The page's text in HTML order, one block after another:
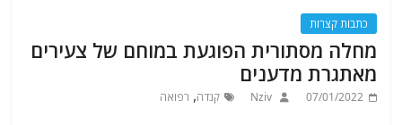
כתבות קצרות
מחלה מסתורית הפוגעת במוחם של צעירים
מאתגרת מדענים
07/01/2022
Nziv קנדה, רפואה